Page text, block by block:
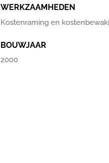
WERKZAAMHEDEN
Kostenraming en
BOUWJAAR
2000